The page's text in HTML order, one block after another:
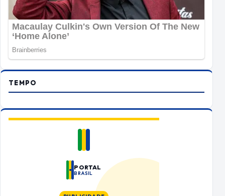
TEMPO
PORTAL
BRASIL